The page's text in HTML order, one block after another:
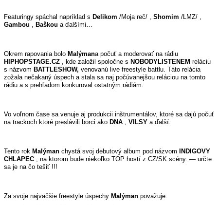
Featuringy spáchal napríklad s Delikom /Moja reč/ , Shomim /LMZ/ ,
Gambou
Baškou a ďalšími…
Okrem rapovania bolo Malýmana počuť a moderovať na rádiu
HIPHOPSTAGE.CZ , kde založil spoločne s NOBODYLISTENEM reláciu
s názvom BATTLESHOW, venovanú live freestyle battlu. Táto relácia
zožala nečakaný úspech a stala sa naj počúvanejšou reláciou na tomto
rádiu a s prehľadom konkuroval ostatným rádiám.
Vo voľnom čase sa venuje aj produkcii inštrumentálov, ktoré sa dajú počuť
na trackoch ktoré preslávili borci ako DNA VILSY a ďalší.
Tento rok Malýman chystá svoj debutový album pod názvom
INDIGOVY
CHLAPEC , na ktorom bude niekoľko TOP hostí z CZ/SK scény. — určte
sa je na čo tešiť !!!
Za svoje najväčšie freestyle úspechy Malýman považuje: